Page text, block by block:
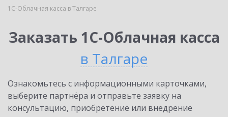
1С-Облачная касса в Талгаре
Заказать 1С-Облачная касса
в Талгаре
Ознакомьтесь с информационными карточками,
выберите партнёра и отправьте заявку на
консультацию, приобретение или внедрение